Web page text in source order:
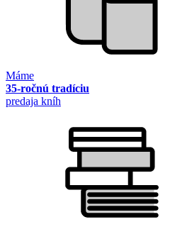
Máme
35-ročnú tradíciu
predaja kníh